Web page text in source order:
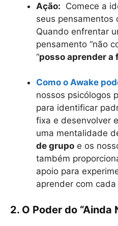
Ação: Comece a
seus pensamentos
Quando enfrentar
pensamento “não
“posso aprender a
Como o Awake
nossos psicólogos
para identificar
fixa e desenvolver
uma mentalidade
de grupo e os
também
apoio para
aprender com
2. O Poder do “Ainda